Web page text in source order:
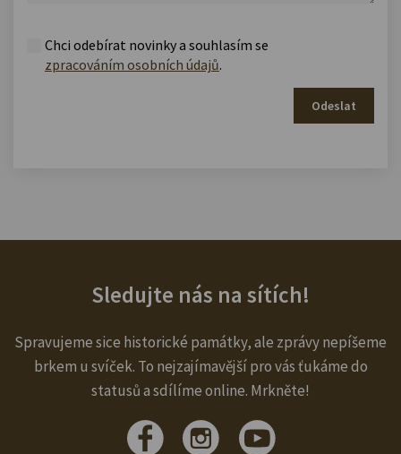
Chci odebírat novinky a souhlasím se
zpracováním osobních údajů.
Odeslat
Sledujte nás na sítích!
Spravujeme sice historické památky, ale zprávy nepíšeme
brkem u svíček. To nejzajímavější pro vás ťukáme do
statusů a sdílíme online. Mrkněte!